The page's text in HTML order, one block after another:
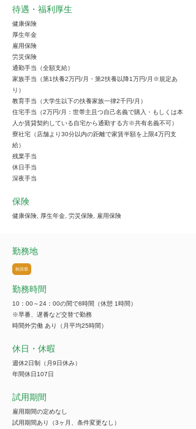
待遇・福利厚生
健康保険
厚生年金
雇用保険
労災保険
通勤手当（全額支給）
家族手当（第1扶養2万円/月・第2扶養以降1万円/月※規定あ
り）
教育手当（大学生以下の扶養家族一律2千円/月）
住宅手当（2万円/月：世帯主且つ自己名義で購入・もしくは本
人か賃貸契約している自宅から通勤する方※共有名義不可）
寮社宅（店舗より30分以内の距離で家賃半額を上限4万円支
給）
残業手当
休日手当
深夜手当
保険
健康保険, 厚生年金, 労災保険, 雇用保険
勤務地
秋田県
勤務時間
10：00～24：00の間で8時間（休憩 1時間）
※早番、遅番など交替で勤務
時間外労働 あり（月平均25時間）
休日・休暇
週休2日制（月9日休み）
年間休日107日
試用期間
雇用期間の定めなし
試用期間あり（3ヶ月、条件変更なし）